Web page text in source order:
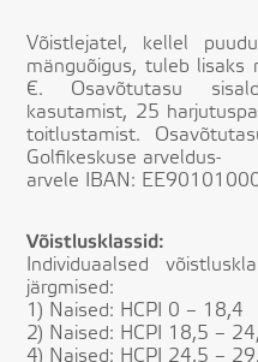
Võistlejatel, kellel
mänguõigus, tuleb
€. Osavõtutasu
kasutamist, 25
toitlustamist.
Golfikeskuse arveldus-
arvele IBAN:
Võistlusklassid:
Individuaalsed
järgmised:
1) Naised: HCPI 0 – 18,4
2) Naised: HCPI 18,5 –
4) Naised: HCPI 24,5 –